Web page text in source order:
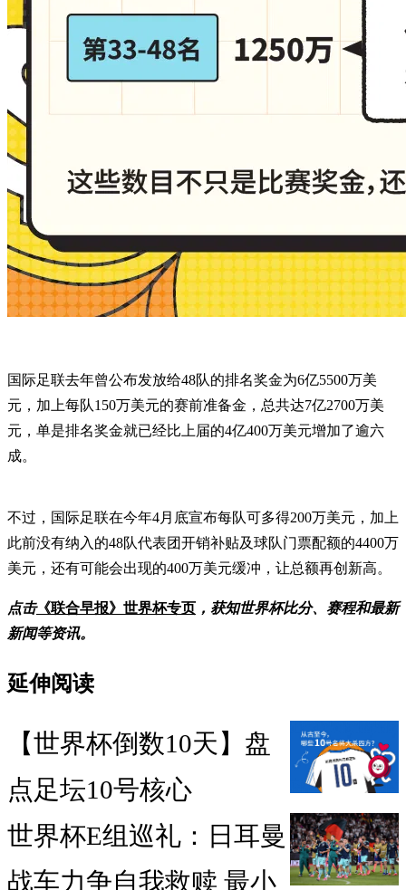
国际足联去年曾公布发放给48队的排名奖金为6亿5500万美
元，加上每队150万美元的赛前准备金，总共达7亿2700万美
元，单是排名奖金就已经比上届的4亿400万美元增加了逾六
成。
不过，国际足联在今年4月底宣布每队可多得200万美元，加上
此前没有纳入的48队代表团开销补贴及球队门票配额的4400万
美元，还有可能会出现的400万美元缓冲，让总额再创新高。
点击《联合早报》世界杯专页 ，获知世界杯比分、赛程和最新
新闻等资讯。
延伸阅读
【世界杯倒数10天】盘
点足坛10号核心
世界杯E组巡礼：日耳曼
战车力争自我救赎 最小